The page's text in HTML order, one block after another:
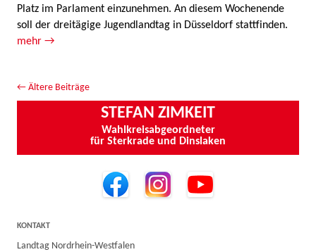
Platz im Parlament einzunehmen. An diesem Wochenende
soll der dreitägige Jugendlandtag in Düsseldorf stattfinden.
mehr →
Beitrags-Navigation
← Ältere Beiträge
STEFAN ZIMKEIT
Wahlkreisabgeordneter
für Sterkrade und Dinslaken
KONTAKT
Landtag Nordrhein-Westfalen